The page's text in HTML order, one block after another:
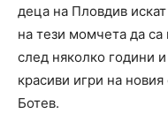
деца на Пловдив
на тези момчета да
след няколко години
красиви игри на
Ботев.